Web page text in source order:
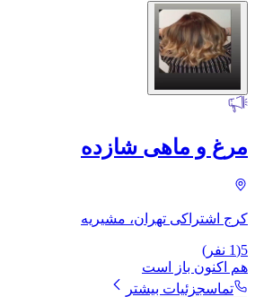
مرغ و ماهی شازده
کرج اشتراکی تهران، مشیریه
5
(
1 نفر)
هم اکنون باز است
تماسجزئیات بیشتر